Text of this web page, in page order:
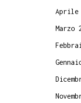
Aprile
Marzo